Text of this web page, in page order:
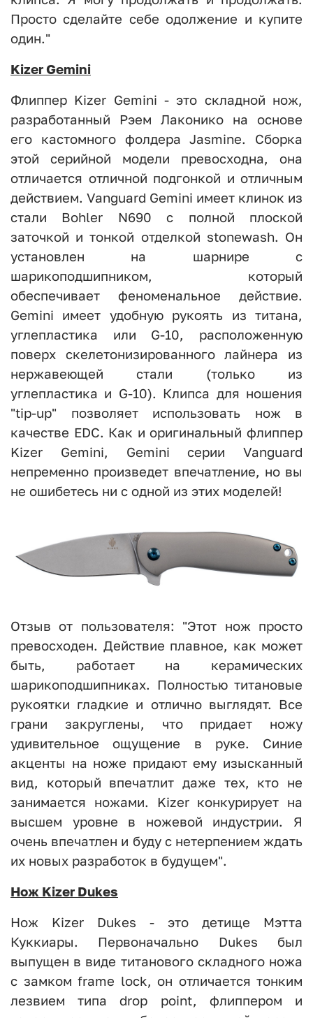
Просто сделайте себе одолжение и купите
один."
Kizer Gemini
Флиппер Kizer Gemini - это складной нож,
разработанный Рэем Лаконико на основе
его кастомного фолдера Jasmine. Сборка
этой серийной модели превосходна, она
отличается отличной подгонкой и отличным
действием. Vanguard Gemini имеет клинок из
стали Bohler N690 с полной плоской
заточкой и тонкой отделкой stonewash. Он
установлен на шарнире с
шарикоподшипником, который
обеспечивает феноменальное действие.
Gemini имеет удобную рукоять из титана,
углепластика или G-10, расположенную
поверх скелетонизированного лайнера из
нержавеющей стали (только из
углепластика и G-10). Клипса для ношения
"tip-up" позволяет использовать нож в
качестве EDC. Как и оригинальный флиппер
Kizer Gemini, Gemini серии Vanguard
непременно произведет впечатление, но вы
не ошибетесь ни с одной из этих моделей!
Отзыв от пользователя: "Этот нож просто
превосходен. Действие плавное, как может
быть, работает на керамических
шарикоподшипниках. Полностью титановые
рукоятки гладкие и отлично выглядят. Все
грани закруглены, что придает ножу
удивительное ощущение в руке. Синие
акценты на ноже придают ему изысканный
вид, который впечатлит даже тех, кто не
занимается ножами. Kizer конкурирует на
высшем уровне в ножевой индустрии. Я
очень впечатлен и буду с нетерпением ждать
их новых разработок в будущем".
Нож Kizer Dukes
Нож Kizer Dukes - это детище Мэтта
Куккиары. Первоначально Dukes был
выпущен в виде титанового складного ножа
с замком frame lock, он отличается тонким
лезвием типа drop point, флиппером и